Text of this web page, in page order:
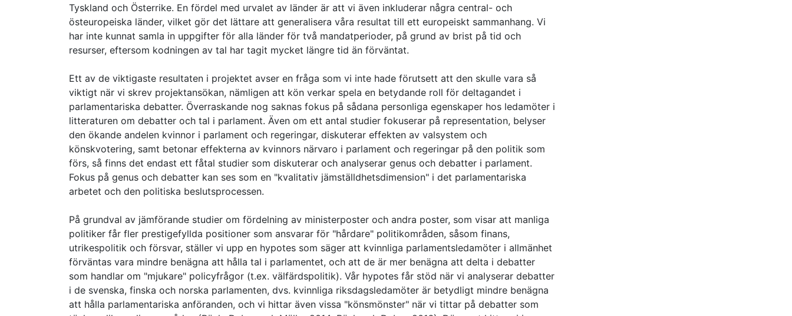
Tyskland och Österrike. En fördel med urvalet av länder är att vi även inkluderar några central- och
östeuropeiska länder, vilket gör det lättare att generalisera våra resultat till ett europeiskt sammanhang. Vi
har inte kunnat samla in uppgifter för alla länder för två mandatperioder, på grund av brist på tid och
resurser, eftersom kodningen av tal har tagit mycket längre tid än förväntat.
Ett av de viktigaste resultaten i projektet avser en fråga som vi inte hade förutsett att den skulle vara så
viktigt när vi skrev projektansökan, nämligen att kön verkar spela en betydande roll för deltagandet i
parlamentariska debatter. Överraskande nog saknas fokus på sådana personliga egenskaper hos ledamöter i
litteraturen om debatter och tal i parlament. Även om ett antal studier fokuserar på representation, belyser
den ökande andelen kvinnor i parlament och regeringar, diskuterar effekten av valsystem och
könskvotering, samt betonar effekterna av kvinnors närvaro i parlament och regeringar på den politik som
förs, så finns det endast ett fåtal studier som diskuterar och analyserar genus och debatter i parlament.
Fokus på genus och debatter kan ses som en "kvalitativ jämställdhetsdimension" i det parlamentariska
arbetet och den politiska beslutsprocessen.
På grundval av jämförande studier om fördelning av ministerposter och andra poster, som visar att manliga
politiker får fler prestigefyllda positioner som ansvarar för "hårdare" politikområden, såsom finans,
utrikespolitik och försvar, ställer vi upp en hypotes som säger att kvinnliga parlamentsledamöter i allmänhet
förväntas vara mindre benägna att hålla tal i parlamentet, och att de är mer benägna att delta i debatter
som handlar om "mjukare" policyfrågor (t.ex. välfärdspolitik). Vår hypotes får stöd när vi analyserar debatter
i de svenska, finska och norska parlamenten, dvs. kvinnliga riksdagsledamöter är betydligt mindre benägna
att hålla parlamentariska anföranden, och vi hittar även vissa "könsmönster" när vi tittar på debatter som